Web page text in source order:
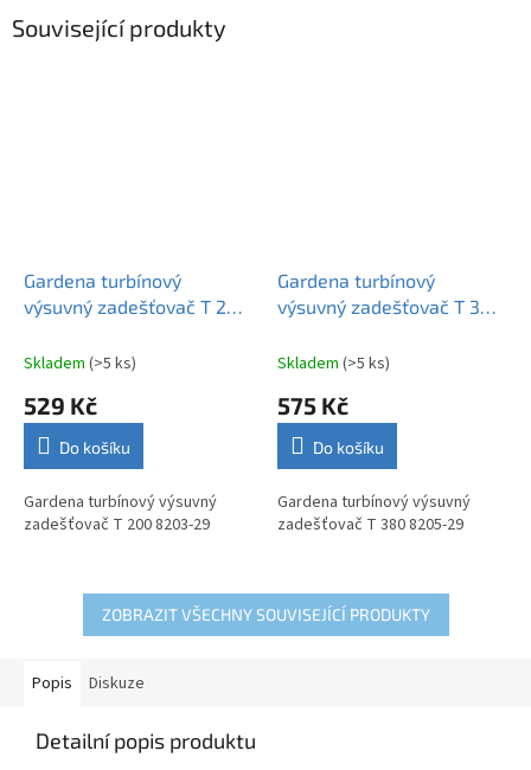
Související produkty
Gardena turbínový
výsuvný zadešťovač T 200
Skladem (>5 ks)
529 Kč
Do košíku
Gardena turbínový výsuvný
zadešťovač T 200 8203-29
Gardena turbínový
výsuvný zadešťovač T 380
Skladem (>5 ks)
575 Kč
Do košíku
Gardena turbínový výsuvný
zadešťovač T 380 8205-29
ZOBRAZIT VŠECHNY SOUVISEJÍCÍ PRODUKTY
Popis Diskuze
Detailní popis produktu